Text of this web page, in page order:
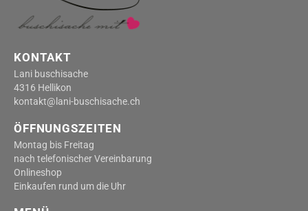
KONTAKT
Lani buschisache
4316 Hellikon
kontakt@lani-buschisache.ch
ÖFFNUNGSZEITEN
Montag bis Freitag
nach telefonischer Vereinbarung
Onlineshop
Einkaufen rund um die Uhr